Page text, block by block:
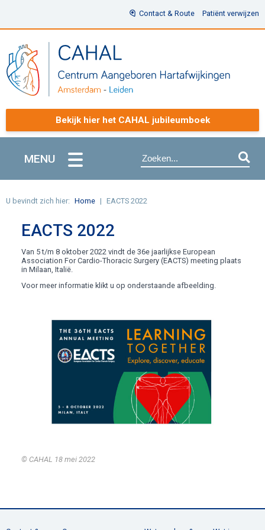
Contact & Route Patiënt verwijzen
Bekijk hier het CAHAL jubileumboek
MENU
U bevindt zich hier: Home EACTS 2022
EACTS 2022
Van 5 t/m 8 oktober 2022 vindt de 36e jaarlijkse European
Association For Cardio-Thoracic Surgery (EACTS) meeting plaats
in Milaan, Italië.
Voor meer informatie klikt u op onderstaande afbeelding.
© CAHAL 18 mei 2022